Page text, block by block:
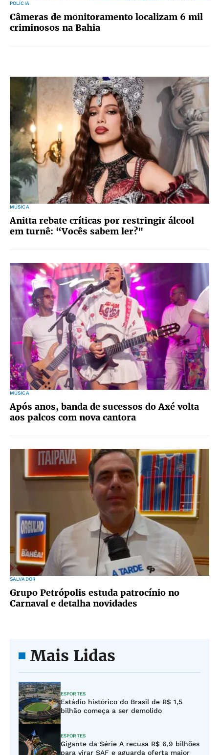
POLÍCIA
Câmeras de monitoramento localizam 6 mil
criminosos na Bahia
MÚSICA
Anitta rebate críticas por restringir álcool
em turnê: “Vocês sabem ler?"
MÚSICA
Após anos, banda de sucessos do Axé volta
aos palcos com nova cantora
SALVADOR
Grupo Petrópolis estuda patrocínio no
Carnaval e detalha novidades
Mais Lidas
ESPORTES
Estádio histórico do Brasil de R$ 1,5
bilhão começa a ser demolido
ESPORTES
Gigante da Série A recusa R$ 6,9 bilhões
para virar SAF e aguarda oferta maior